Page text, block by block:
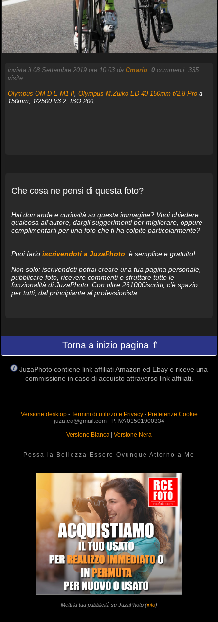
inviata il 08 Settembre 2019 ore 10:03 da Cmario. 0commenti, 335
visite.
Olympus OM-D E-M1 II, Olympus M.Zuiko ED 40-150mm f/2.8 Proa
150mm, 1/2500 f/3.2, ISO 200,
Che cosa ne pensi di questa foto?
Hai domande e curiosità su questa immagine? Vuoi chiedere
qualcosa all'autore, dargli suggerimenti per migliorare, oppure
complimentarti per una foto che ti ha colpito particolarmente?
Puoi farlo iscrivendoti a JuzaPhoto, è semplice e gratuito!
Non solo: iscrivendoti potrai creare una tua pagina personale,
pubblicare foto, ricevere commenti e sfruttare tutte le
funzionalità di JuzaPhoto. Con oltre 261000iscritti, c'è spazio
per tutti, dal principiante al professionista.
Torna a inizio pagina ⇑
JuzaPhoto contiene link affiliati Amazon ed Ebay e riceve una
commissione in caso di acquisto attraverso link affiliati.
Versione desktop- Termini di utilizzo e Privacy- Preferenze Cookie
juza.ea@gmail.com - P. IVA 01501900334
Versione Bianca | Versione Nera
Possa la Bellezza Essere Ovunque Attorno a Me
Metti la tua pubblicità su JuzaPhoto (info)